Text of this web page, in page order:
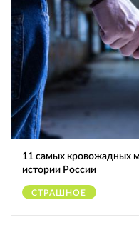
11 самых кровожадных
истории России
СТРАШНОЕ